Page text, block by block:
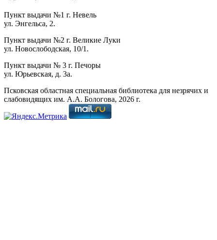
Пункт выдачи №1 г. Невель
ул. Энгельса, 2.
Пункт выдачи №2 г. Великие Луки
ул. Новослободская, 10/1.
Пункт выдачи № 3 г. Печоры
ул. Юрьевская, д. 3а.
Псковская областная специальная библиотека для незрячих и
слабовидящих им. А.А. Бологова, 2026 г.